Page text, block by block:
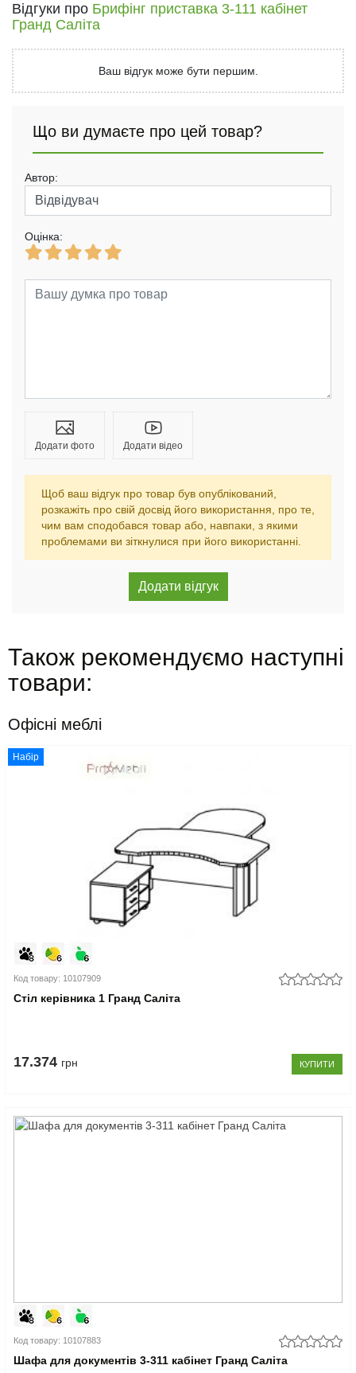
Відгуки про Брифінг приставка 3-111 кабінет
Гранд Саліта
Ваш відгук може бути першим.
Що ви думаєте про цей товар?
Автор:
Оцінка:
Додати фото Додати відео
Щоб ваш відгук про товар був опублікований,
розкажіть про свій досвід його використання, про те,
чим вам сподобався товар або, навпаки, з якими
проблемами ви зіткнулися при його використанні.
Також рекомендуємо наступні
товари:
Офісні меблі
Набір
Код товару: 10107909
Стіл керівника 1 Гранд Саліта
17.374 грн КУПИТИ
Код товару: 10107883
Шафа для документів 3-311 кабінет Гранд Саліта